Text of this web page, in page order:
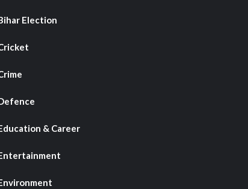
Election
& Career